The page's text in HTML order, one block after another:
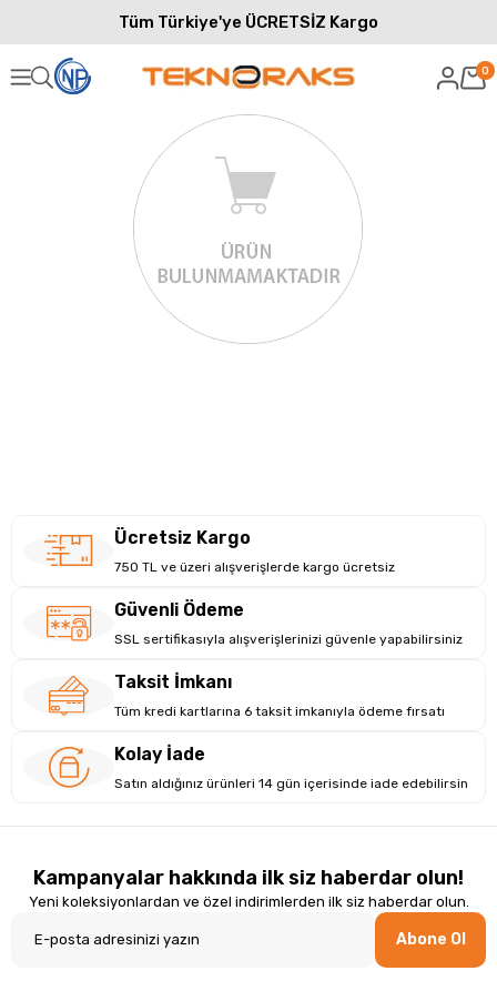
Tüm Türkiye'ye ÜCRETSİZ Kargo
0
Ücretsiz Kargo
750 TL ve üzeri alışverişlerde kargo ücretsiz
Güvenli Ödeme
SSL sertifikasıyla alışverişlerinizi güvenle yapabilirsiniz
Taksit İmkanı
Tüm kredi kartlarına 6 taksit imkanıyla ödeme fırsatı
Kolay İade
Satın aldığınız ürünleri 14 gün içerisinde iade edebilirsin
Kampanyalar hakkında ilk siz haberdar olun!
Yeni koleksiyonlardan ve özel indirimlerden ilk siz haberdar olun.
Abone Ol